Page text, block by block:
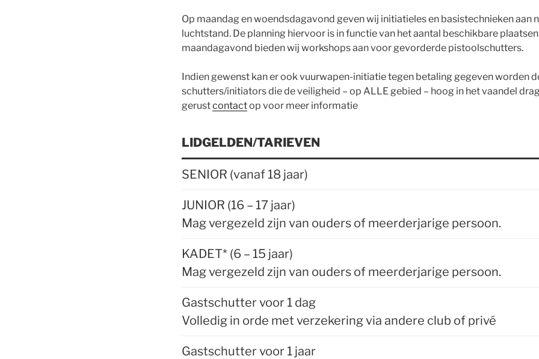
Op maandag en woendsdagavond geven wij initiatieles en basistechnieken aan
luchtstand. De planning hiervoor is in functie van het aantal beschikbare
maandagavond bieden wij workshops aan voor gevorderde pistoolschutters.
Indien gewenst kan er ook vuurwapen-initiatie tegen betaling gegeven worden
schutters/initiators die de veiligheid – op ALLE gebied – hoog in het vaandel
gerustcontactop voor meer informatie
LIDGELDEN/TARIEVEN
SENIOR (vanaf 18 jaar)
JUNIOR (16 – 17 jaar)
Mag vergezeld zijn van ouders of meerderjarige persoon.
KADET* (6 – 15 jaar)
Mag vergezeld zijn van ouders of meerderjarige persoon.
Gastschutter voor 1 dag
Volledig in orde met verzekering via andere club of privé
Gastschutter voor 1 jaar